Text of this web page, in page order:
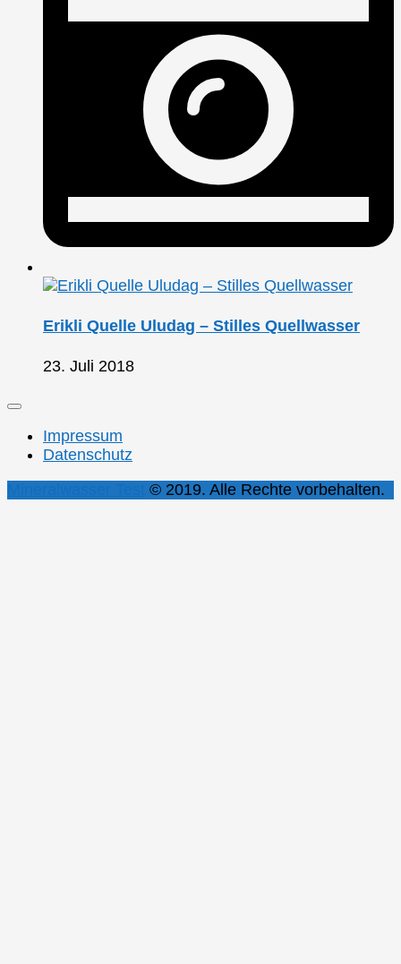
Erikli Quelle Uludag – Stilles Quellwasser
23. Juli 2018
Impressum
Datenschutz
© 2019. Alle Rechte vorbehalten.